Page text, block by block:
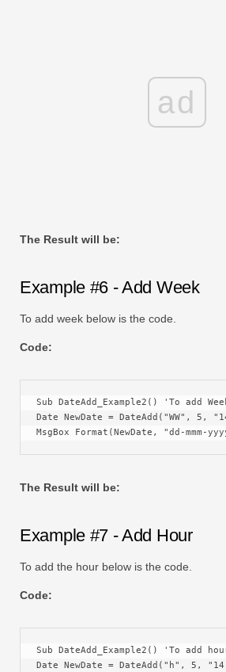
ad
The Result will be:
Example #6 - Add Week
To add week below is the code.
Code:
Sub DateAdd_Example2() 'To add
Date NewDate = DateAdd("WW", 5,
MsgBox Format(NewDate, "dd-mmm-
The Result will be:
Example #7 - Add Hour
To add the hour below is the code.
Code:
Sub DateAdd_Example2() 'To add
Date NewDate = DateAdd("h", 5,